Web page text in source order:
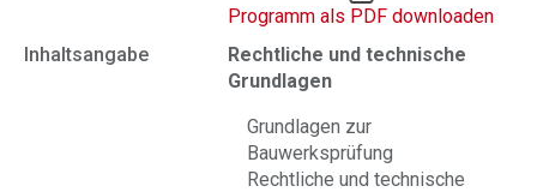
Programm als PDF downloaden
Inhaltsangabe
Rechtliche und technische
Grundlagen
Grundlagen zur
Bauwerksprüfung
Rechtliche und technische